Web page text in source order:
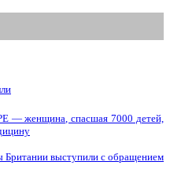
женщина, спасшая 7000 детей,
Британии выступили с обращением